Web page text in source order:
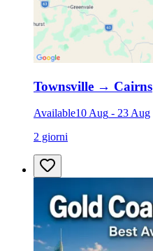
Townsville → Cairns
Available10 Aug - 23 Aug
2 giorni